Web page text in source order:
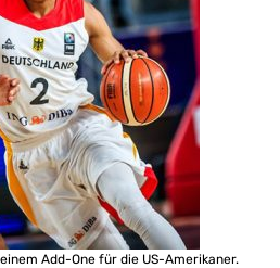
Add-One für die US-Amerikaner.